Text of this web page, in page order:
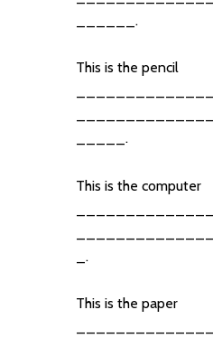
______.
This is the pencil
_____.
This is the computer
_.
This is the paper